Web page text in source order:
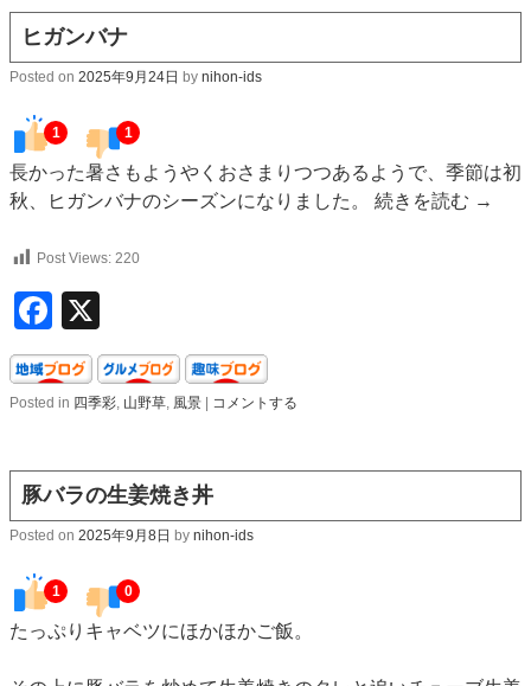
ヒガンバナ
Posted on 2025年9月24日 by nihon-ids
1 1
長かった暑さもようやくおさまりつつあるようで、季節は初
秋、ヒガンバナのシーズンになりました。 続きを読む →
Post Views: 220
Facebook
Posted in 四季彩, 山野草, 風景 コメントする
豚バラの生姜焼き丼
Posted on 2025年9月8日 by nihon-ids
1 0
たっぷりキャベツにほかほかご飯。